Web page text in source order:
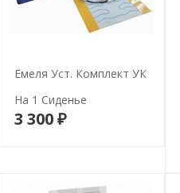
Емеля Уст. Комплект УК
На 1 Сиденье
3 300 ₽В корзину